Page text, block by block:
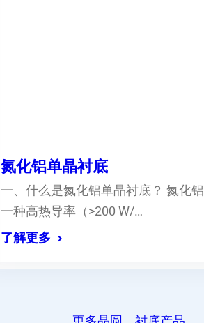
氮化铝单晶衬底
一、什么是氮化铝单晶衬底？ 氮化
一种高热导率（>200 W/…
了解更多